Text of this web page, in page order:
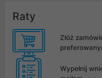
Raty
Złóż
Wypełnij